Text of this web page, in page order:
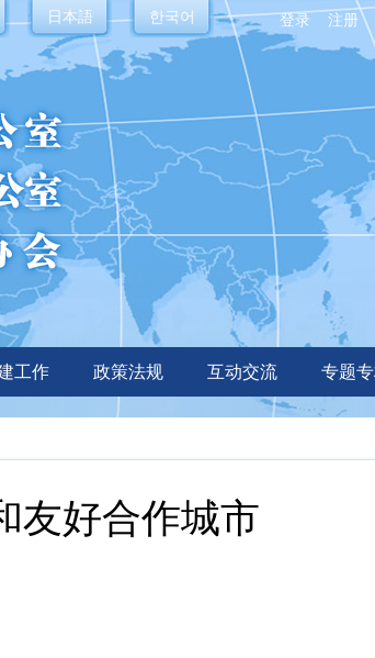
登录 注册
日本語 한국어
工作 政策法规 互动交流 专题
友好合作城市